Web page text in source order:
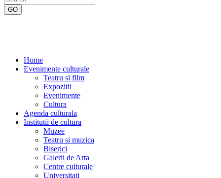
Home
Evenimente culturale
Teatru si film
Expozitii
Evenimente
Cultura
Agenda culturala
Institutii de cultura
Muzee
Teatru si muzica
Biserici
Galerii de Arta
Centre culturale
Universitati